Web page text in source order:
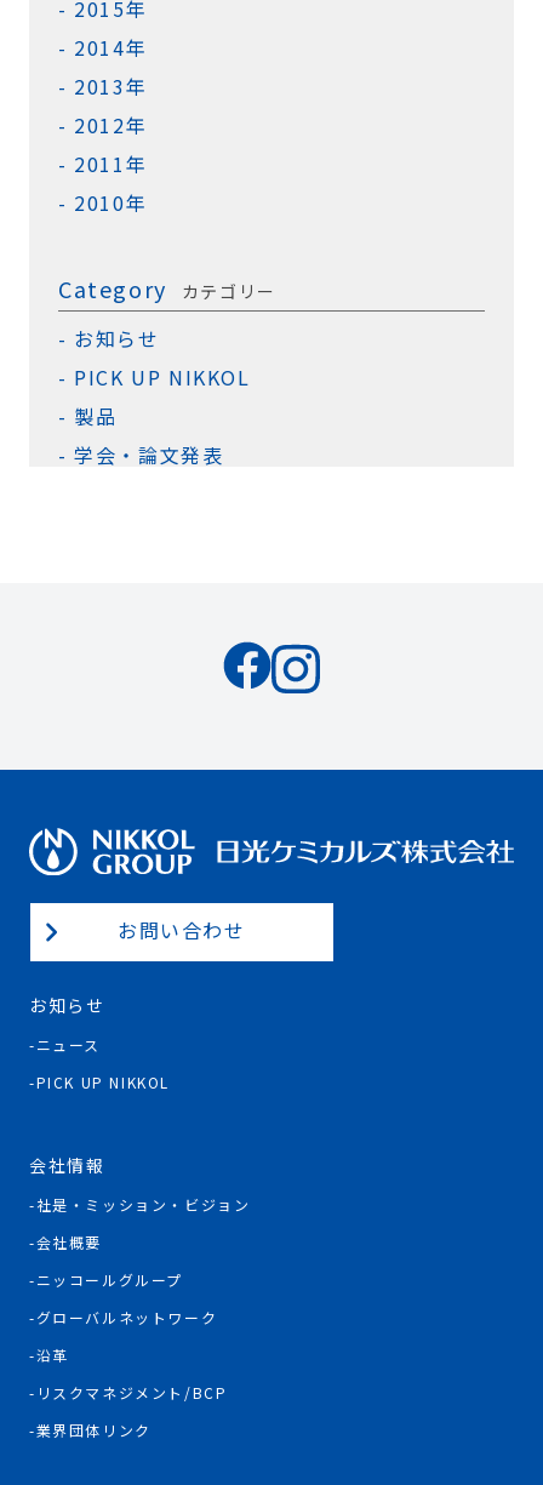
2015年
2014年
2013年
2012年
2011年
2010年
Category カテゴリー
お知らせ
PICK UP NIKKOL
製品
学会・論文発表
お問い合わせ
お知らせ
ニュース
PICK UP NIKKOL
会社情報
社是・ミッション・ビジョン
会社概要
ニッコールグループ
グローバルネットワーク
沿革
リスクマネジメント/BCP
業界団体リンク